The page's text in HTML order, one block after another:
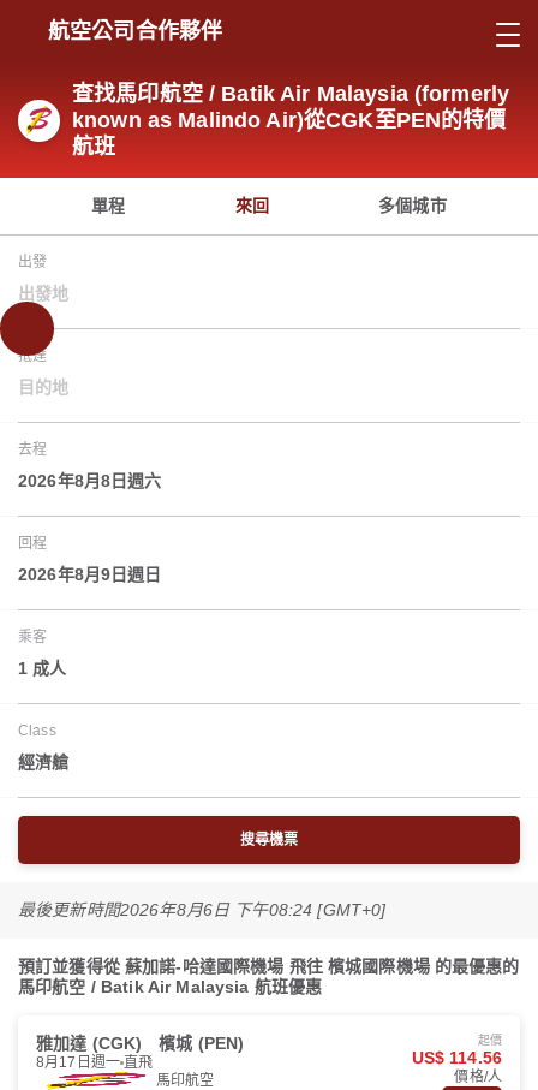
航空公司合作夥伴
查找馬印航空 / Batik Air Malaysia (formerly
known as Malindo Air)從CGK至PEN的特價
航班
單程 來回 多個城市
出發
出發地
抵達
目的地
去程
2026年8月8日週六
回程
2026年8月9日週日
乘客
1 成人
Class
經濟艙
搜尋機票
最後更新時間2026年8月6日 下午08:24 [GMT+0]
預訂並獲得從 蘇加諾-哈達國際機場 飛往 檳城國際機場 的最優惠的
馬印航空 / Batik Air Malaysia 航班優惠
雅加達 (CGK) 檳城 (PEN)
8月17日週一 直飛
馬印航空
起價
US$ 114.56
價格/人